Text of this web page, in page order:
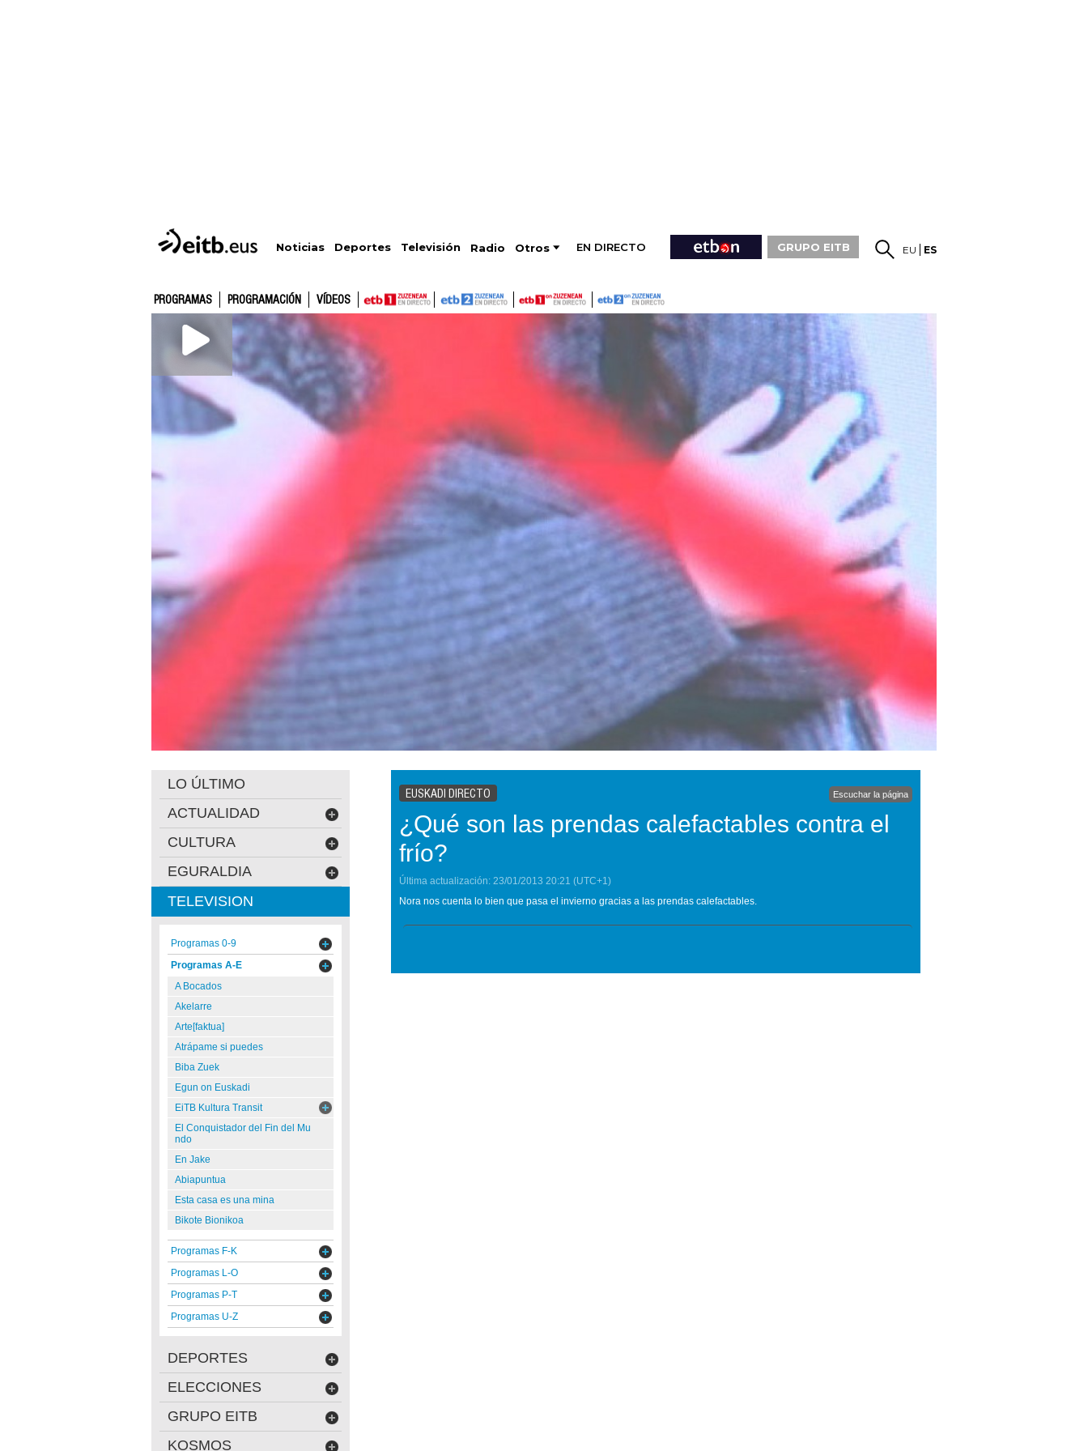
Noticias Deportes Televisión Radio Otros EN DIRECTO GRUPO EITB EU ES
PROGRAMAS PROGRAMACIÓN VÍDEOS
EUSKADI DIRECTO Escuchar la página
¿Qué son las prendas calefactables contra el
frío?
Última actualización: 23/01/2013 20:21 (UTC+1)
Nora nos cuenta lo bien que pasa el invierno gracias a las prendas calefactables.
LO ÚLTIMO
ACTUALIDAD
CULTURA
EGURALDIA
TELEVISION
Programas 0-9
Programas A-E
A Bocados
Akelarre
Arte[faktua]
Atrápame si puedes
Biba Zuek
Egun on Euskadi
EiTB Kultura Transit
El Conquistador del Fin del Mu
ndo
En Jake
Abiapuntua
Esta casa es una mina
Bikote Bionikoa
Programas F-K
Programas L-O
Programas P-T
Programas U-Z
DEPORTES
ELECCIONES
GRUPO EITB
KOSMOS